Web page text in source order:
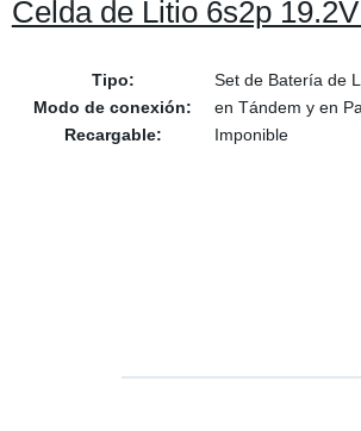
Celda de Litio 6s2p
Tipo:
Set de Batería de
Modo de conexión:
en Tándem y en
Recargable:
Imponible